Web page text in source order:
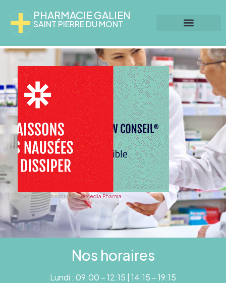
PHARMACIE GALIEN
SAINT PIERRE DU MONT
Contenu sponsorisé par©Media Pharma
Nos horaires
Lundi : 09:00 – 12:15 | 14:15 – 19:15